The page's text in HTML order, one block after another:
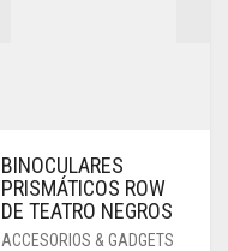
BINOCULARES
PRISMÁTICOS ROW
DE TEATRO NEGROS
ACCESORIOS & GADGETS